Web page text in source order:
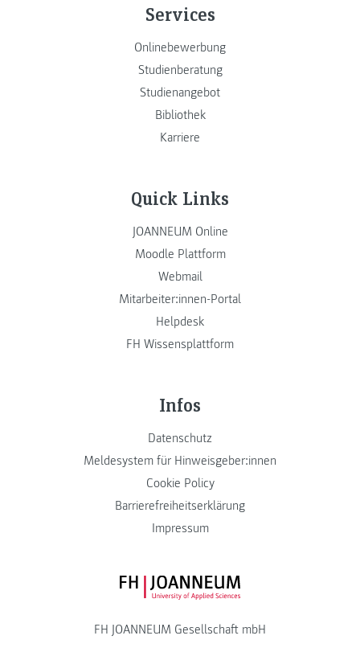
Services
Onlinebewerbung
Studienberatung
Studienangebot
Bibliothek
Karriere
Quick Links
JOANNEUM Online
Moodle Plattform
Webmail
Mitarbeiter:innen-Portal
Helpdesk
FH Wissensplattform
Infos
Datenschutz
Meldesystem für Hinweisgeber:innen
Cookie Policy
Barrierefreiheitserklärung
Impressum
FH JOANNEUM Logo
FH JOANNEUM Gesellschaft mbH